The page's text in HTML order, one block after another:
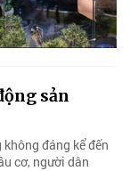
sản
đáng kể đến
cơ, người dân